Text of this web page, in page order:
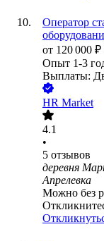
Оператор
от 120 000 ₽
Опыт 1-3
Выплаты:
HR Market
4.1
•
5 отзывов
деревня
Апрелевка
Можно без